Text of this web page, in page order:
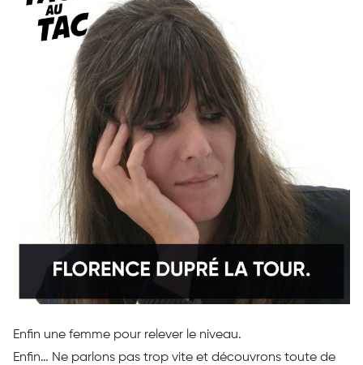
Enfin une femme pour relever le niveau.
Enfin… Ne parlons pas trop vite et découvrons toute de